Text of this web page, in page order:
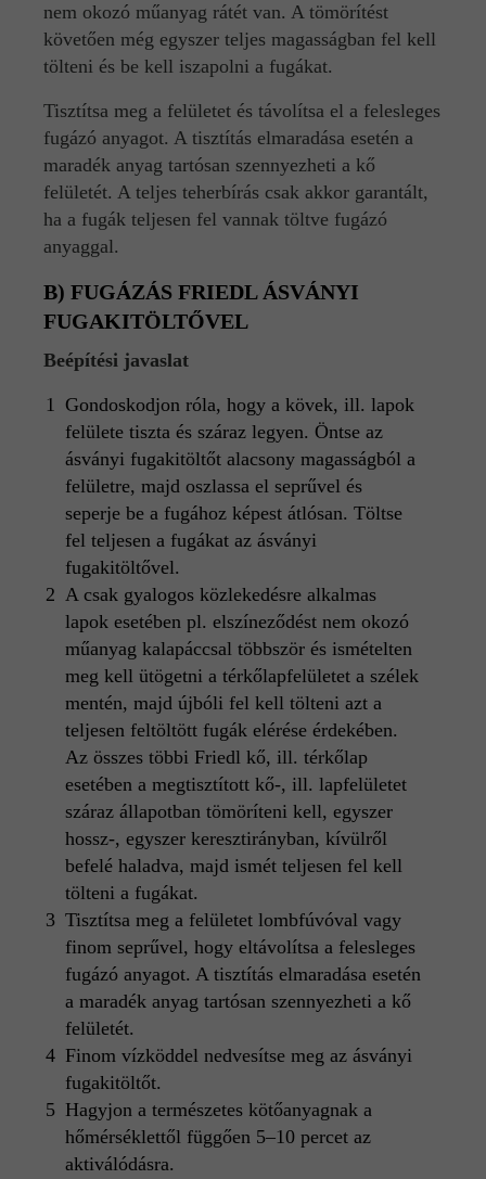
nem okozó műanyag rátét van. A tömörítést
követően még egyszer teljes magasságban fel kell
tölteni és be kell iszapolni a fugákat.
Tisztítsa meg a felületet és távolítsa el a felesleges
fugázó anyagot. A tisztítás elmaradása esetén a
maradék anyag tartósan szennyezheti a kő
felületét. A teljes teherbírás csak akkor garantált,
ha a fugák teljesen fel vannak töltve fugázó
anyaggal.
B) FUGÁZÁS FRIEDL ÁSVÁNYI
FUGAKITÖLTŐVEL
Beépítési javaslat
Gondoskodjon róla, hogy a kövek, ill. lapok
felülete tiszta és száraz legyen. Öntse az
ásványi fugakitöltőt alacsony magasságból a
felületre, majd oszlassa el seprűvel és
seperje be a fugához képest átlósan. Töltse
fel teljesen a fugákat az ásványi
fugakitöltővel.
A csak gyalogos közlekedésre alkalmas
lapok esetében pl. elszíneződést nem okozó
műanyag kalapáccsal többször és ismételten
meg kell ütögetni a térkőlapfelületet a szélek
mentén, majd újbóli fel kell tölteni azt a
teljesen feltöltött fugák elérése érdekében.
Az összes többi Friedl kő, ill. térkőlap
esetében a megtisztított kő-, ill. lapfelületet
száraz állapotban tömöríteni kell, egyszer
hossz-, egyszer keresztirányban, kívülről
befelé haladva, majd ismét teljesen fel kell
tölteni a fugákat.
Tisztítsa meg a felületet lombfúvóval vagy
finom seprűvel, hogy eltávolítsa a felesleges
fugázó anyagot. A tisztítás elmaradása esetén
a maradék anyag tartósan szennyezheti a kő
felületét.
Finom vízköddel nedvesítse meg az ásványi
fugakitöltőt.
Hagyjon a természetes kötőanyagnak a
hőmérséklettől függően 5–10 percet az
aktiválódásra.